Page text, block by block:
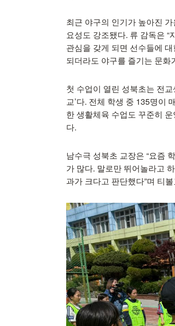
최근 야구의 인기가 높아진
요성도 강조됐다. 류 감독은
관심을 갖게 되면 선수들에
되더라도 야구를 즐기는 문화
첫 수업이 열린 성북초는 전
교’다. 전체 학생 중 135명이
한 생활체육 수업도 꾸준히
다.
남수극 성북초 교장은 “요즘
가 많다. 말로만 뛰어놀라고
과가 크다고 판단했다”며 티